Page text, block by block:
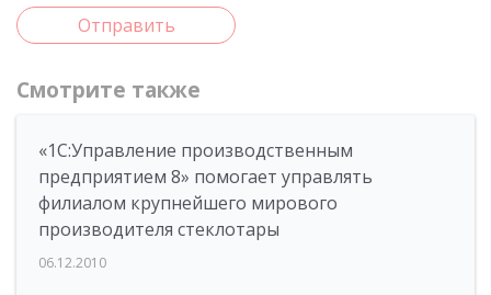
Отправить
Смотрите также
«1С:Управление производственным
предприятием 8» помогает управлять
филиалом крупнейшего мирового
производителя стеклотары
06.12.2010